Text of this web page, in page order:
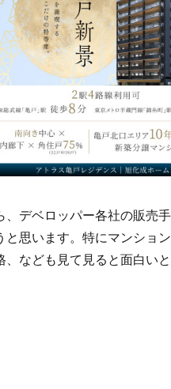
、デベロッパー各社の販売
と思います。特にマンショ
、なども見て見ると面白いと